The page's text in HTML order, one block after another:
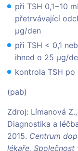
při TSH 0,1−10
přetrvávající
μg/den
při TSH < 0,1
ihned o 25 μg/
kontrola TSH
(pab)
Zdroj: Límanová
Diagnostika a
2015. Centrum
lékaře, Společnost